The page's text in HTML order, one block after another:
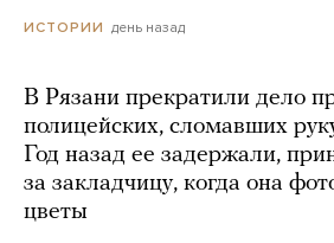
ИСТОРИИ день назад
В Рязани прекратили дело
полицейских, сломавших
Год назад ее задержали,
за закладчицу, когда она
цветы